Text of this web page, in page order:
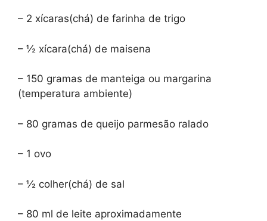
– 2 xícaras(chá) de farinha de trigo
– ½ xícara(chá) de maisena
– 150 gramas de manteiga ou margarina
(temperatura ambiente)
– 80 gramas de queijo parmesão ralado
– 1 ovo
– ½ colher(chá) de sal
– 80 ml de leite aproximadamente